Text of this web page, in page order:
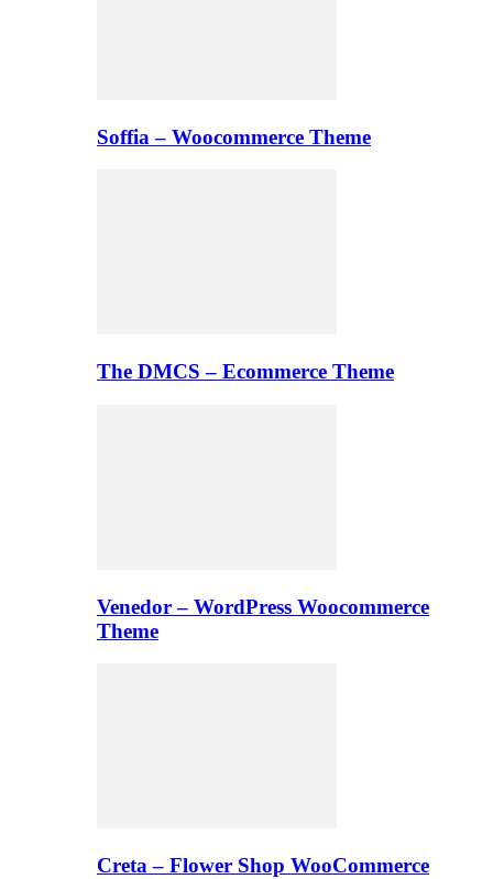
Soffia – Woocommerce Theme
The DMCS – Ecommerce Theme
Venedor – WordPress Woocommerce
Theme
Creta – Flower Shop WooCommerce